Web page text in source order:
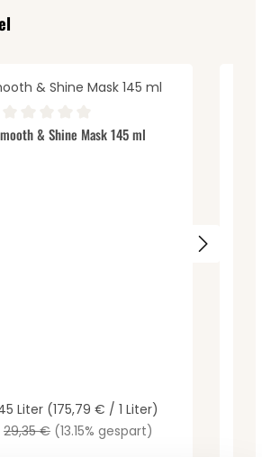
Bewertung von 0 von 5 Sternen
& Shine Mask 145 ml
Liter (175,79 € / 1 Liter)
Regulärer Preis:
29,35 € (13.15% gespart)